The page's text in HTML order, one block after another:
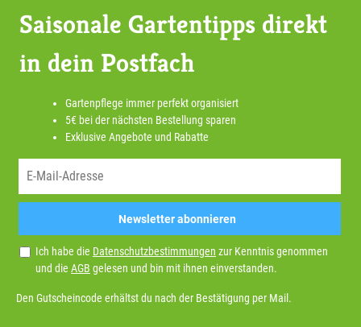
Saisonale Gartentipps direkt
in dein Postfach
Gartenpflege immer perfekt organisiert
5€ bei der nächsten Bestellung sparen
Exklusive Angebote und Rabatte
Newsletter abonnieren
Ich habe die Datenschutzbestimmungen zur Kenntnis genommen
und die AGB gelesen und bin mit ihnen einverstanden.
Den Gutscheincode erhältst du nach der Bestätigung per Mail.